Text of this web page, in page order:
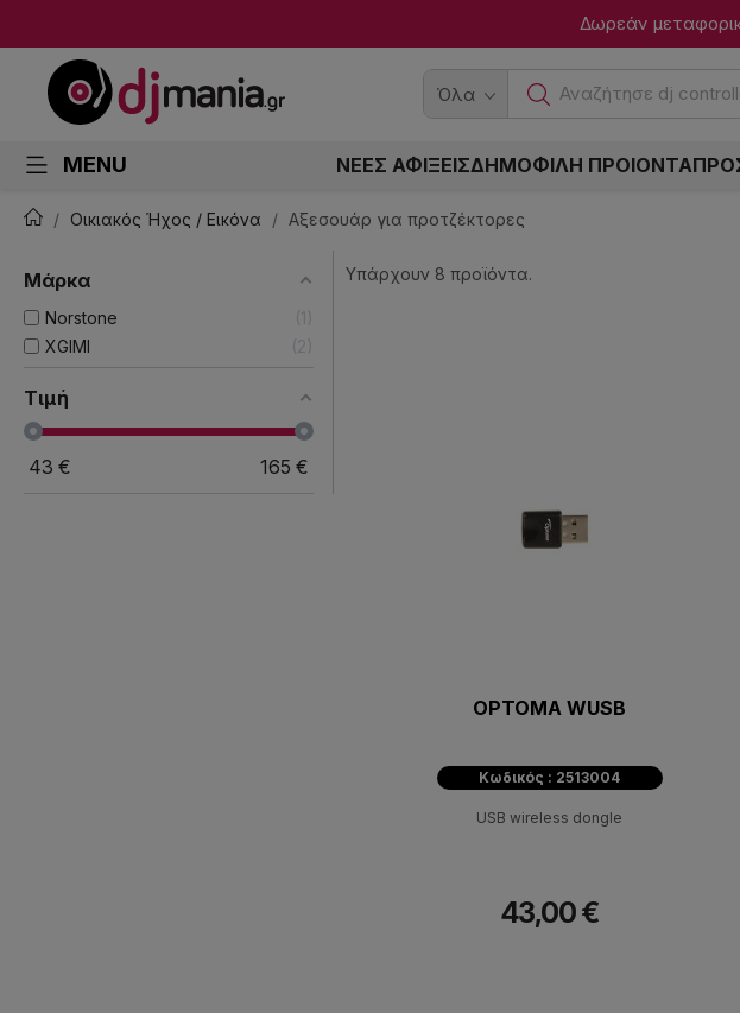
Δωρεάν
Όλα Αναζήτησε dj
MENU ΝΕΕΣ ΑΦΙΞΕΙΣΔΗΜΟΦΙΛΗ ΠΡΟΙΟΝΤΑ
Οικιακός Ήχος / Εικόνα Αξεσουάρ για προτζέκτορες
Μάρκα
Norstone
1
XGIMI
2
Τιμή
43 € 165 €
Υπάρχουν 8 προϊόντα.
OPTOMA WUSB
Κωδικός : 2513004
USΒ wireless dongle
43,00 €